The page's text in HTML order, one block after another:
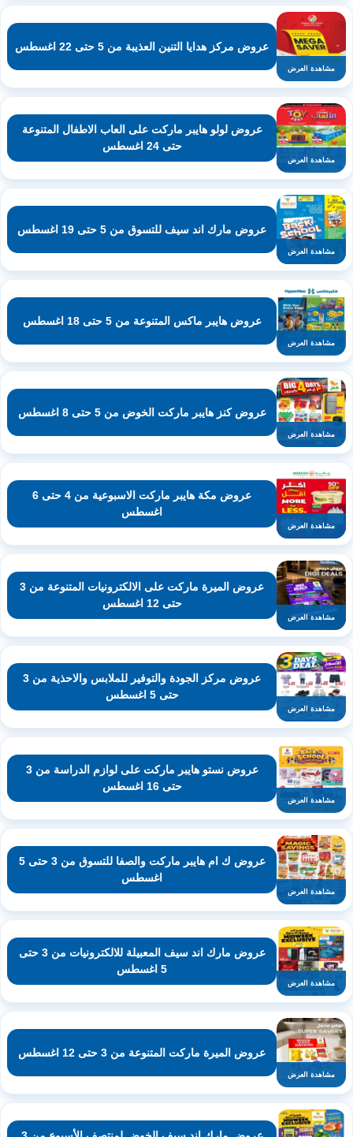
مشاهدة العرض
عروض مركز هدايا التنين العذيبة من 5 حتى 22 اغسطس
مشاهدة العرض
عروض لولو هايبر ماركت على العاب الاطفال المتنوعة
حتى 24 اغسطس
مشاهدة العرض
عروض مارك اند سيف للتسوق من 5 حتى 19 اغسطس
مشاهدة العرض
عروض هايبر ماكس المتنوعة من 5 حتى 18 اغسطس
مشاهدة العرض
عروض كنز هايبر ماركت الخوض من 5 حتى 8 اغسطس
مشاهدة العرض
عروض مكة هايبر ماركت الاسبوعية من 4 حتى 6
اغسطس
مشاهدة العرض
عروض الميرة ماركت على الالكترونيات المتنوعة من 3
حتى 12 اغسطس
مشاهدة العرض
عروض مركز الجودة والتوفير للملابس والاحذية من 3
حتى 5 اغسطس
مشاهدة العرض
عروض نستو هايبر ماركت على لوازم الدراسة من 3
حتى 16 اغسطس
مشاهدة العرض
عروض ك ام هايبر ماركت والصفا للتسوق من 3 حتى 5
اغسطس
مشاهدة العرض
عروض مارك اند سيف المعبيلة للالكترونيات من 3 حتى
5 اغسطس
مشاهدة العرض
عروض الميرة ماركت المتنوعة من 3 حتى 12 اغسطس